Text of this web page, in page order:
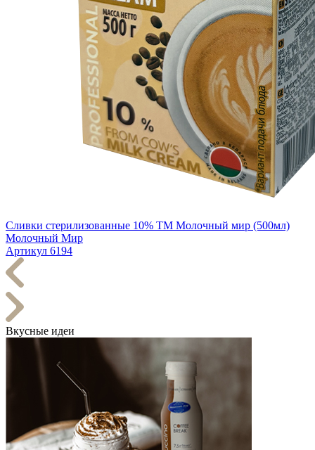
Сливки стерилизованные 10% ТМ Молочный мир (500мл)
Молочный Мир
Артикул 6194
Вкусные идеи